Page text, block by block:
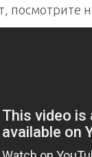
посмотрите